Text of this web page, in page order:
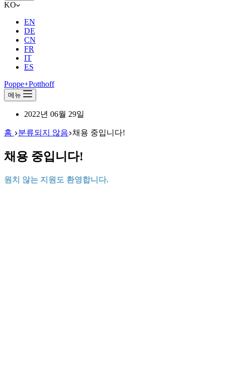
KO
EN
DE
CN
FR
IT
ES
Poppe+Potthoff
메뉴
2022년 06월 29일
홈 분류되지 않음 채용 중입니다!
채용 중입니다!
원치 않는 지원도 환영합니다.